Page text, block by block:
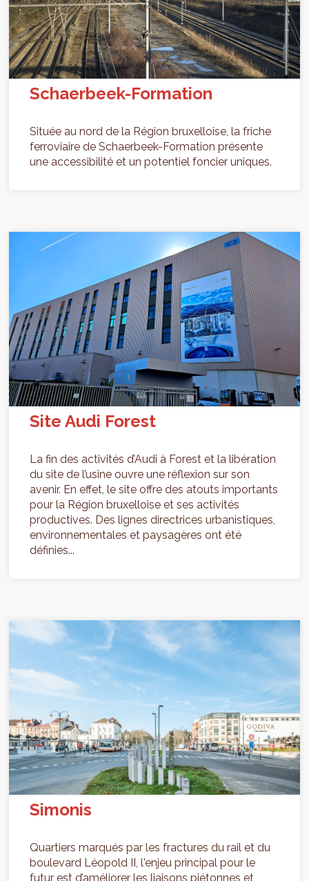
Schaerbeek-Formation
Située au nord de la Région bruxelloise, la friche
ferroviaire de Schaerbeek-Formation présente
une accessibilité et un potentiel foncier uniques.
Site Audi Forest
La fin des activités d’Audi à Forest et la libération
du site de l’usine ouvre une réflexion sur son
avenir. En effet, le site offre des atouts importants
pour la Région bruxelloise et ses activités
productives. Des lignes directrices urbanistiques,
environnementales et paysagères ont été
définies...
Simonis
Quartiers marqués par les fractures du rail et du
boulevard Léopold II, l'enjeu principal pour le
futur est d’améliorer les liaisons piétonnes et